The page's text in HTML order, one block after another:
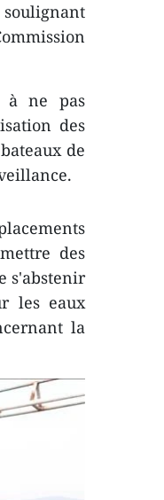
à ne pas
des
de
des
s'abstenir
les eaux
la